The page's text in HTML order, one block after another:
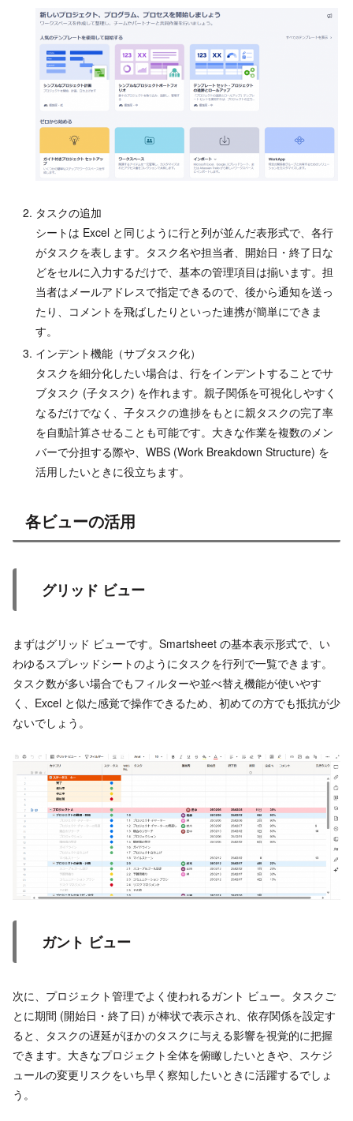
タスクの追加
シートは Excel と同じように行と列が並んだ表形式で、各行
がタスクを表します。タスク名や担当者、開始日・終了日な
どをセルに入力するだけで、基本の管理項目は揃います。担
当者はメールアドレスで指定できるので、後から通知を送っ
たり、コメントを飛ばしたりといった連携が簡単にできま
す。
インデント機能（サブタスク化）
タスクを細分化したい場合は、行をインデントすることでサ
ブタスク (子タスク) を作れます。親子関係を可視化しやすく
なるだけでなく、子タスクの進捗をもとに親タスクの完了率
を自動計算させることも可能です。大きな作業を複数のメン
バーで分担する際や、WBS (Work Breakdown Structure) を
活用したいときに役立ちます。
各ビューの活用
グリッド ビュー
まずはグリッド ビューです。Smartsheet の基本表示形式で、い
わゆるスプレッドシートのようにタスクを行列で一覧できます。
タスク数が多い場合でもフィルターや並べ替え機能が使いやす
く、Excel と似た感覚で操作できるため、初めての方でも抵抗が少
ないでしょう。
ガント ビュー
次に、プロジェクト管理でよく使われるガント ビュー。タスクご
とに期間 (開始日・終了日) が棒状で表示され、依存関係を設定す
ると、タスクの遅延がほかのタスクに与える影響を視覚的に把握
できます。大きなプロジェクト全体を俯瞰したいときや、スケジ
ュールの変更リスクをいち早く察知したいときに活躍するでしょ
う。